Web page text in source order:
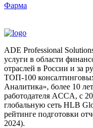
Фарма
ADE Professional
услуги в области
отраслей в России и за
ТОП-100
Аналитика», более 10
работодателя ACCA, с
глобальную сеть HLB
рейтинге подготовки
2024).